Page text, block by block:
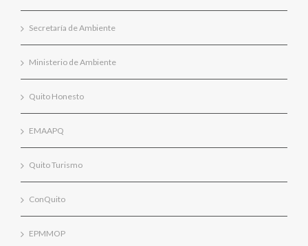
Secretaría de Ambiente
Ministerio de Ambiente
Quito Honesto
EMAAPQ
Quito Turismo
ConQuito
EPMMOP